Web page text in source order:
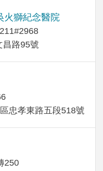
火獅紀念醫院
昌路95號
忠孝東路五段518號
250